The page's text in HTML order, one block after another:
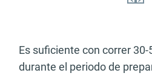
Es suficiente con correr
durante el periodo de